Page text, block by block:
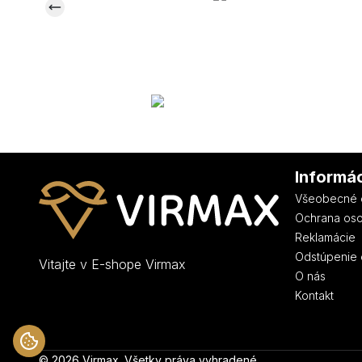
Vitajte v E-shope Virmax
Všeobecné
Ochrana
Reklamácie
Odstúpenie
O nás
Kontakt